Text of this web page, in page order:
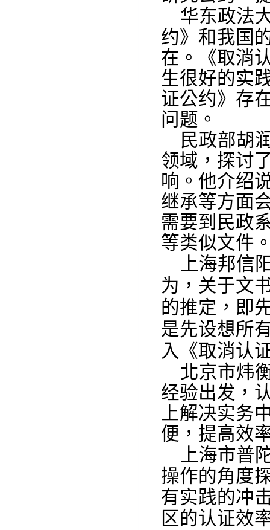
华东政法
约》和我国
在。《取消
生很好的实
证公约》存
问题。
民政部胡
领域，探讨
响 。他介绍
继承等方面
需要到民政
等类似文件
上海邦信
为，关于文
的推定，即
是先设想所
入《取消认
北京市炜
经验出发，
上解决实务
便，提高效
上海市普
操作的角度
有实践的冲
区的认证效